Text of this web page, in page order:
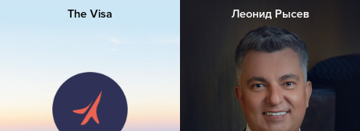
The Visa Леонид Рысев